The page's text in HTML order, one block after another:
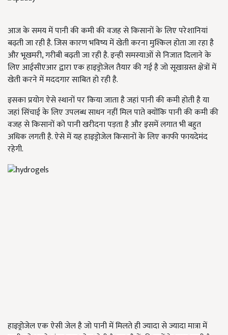
आज के समय में पानी की कमी की वजह से किसानों के लिए परेशानियां
बढ़ती जा रही है. जिस कारण भविष्य में खेती करना मुश्किल होता जा रहा है
और भूखमरी, गरीबी बढ़ती जा रही है. इन्ही समस्याओं से निजात दिलाने के
लिए आईसीएआर द्वारा एक हाइड्रोजेल तैयार की गई है जो सूखाग्रस्त क्षेत्रों में
खेती करने में मददगार साबित हो रही है.
इसका प्रयोग ऐसे स्थानों पर किया जाता है जहां पानी की कमी होती है या
जहां सिंचाई के लिए उपलब्ध साधन नहीं मिल पाते क्योंकि पानी की कमी की
वजह से किसानों को पानी खरीदना पड़ता है और इसमें लगात भी बहुत
अधिक लगती है. ऐसे में यह हाइड्रोजेल किसानों के लिए काफी फायदेमंद
रहेगी.
हाइड्रोजेल एक ऐसी जेल है जो पानी में मिलते ही ज्यादा से ज्यादा मात्रा में